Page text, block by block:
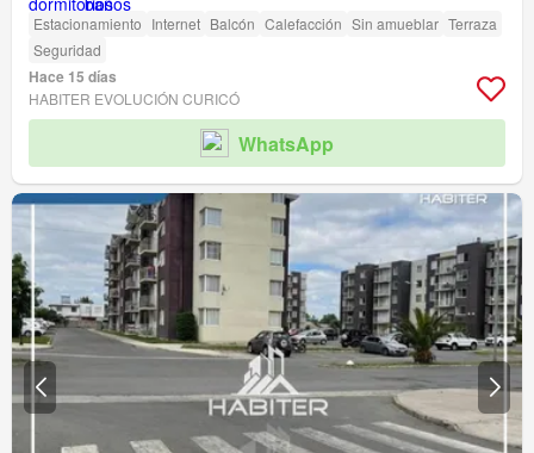
Estacionamiento Internet Balcón Calefacción Sin amueblar Terraza
Seguridad
Hace 15 días
HABITER EVOLUCIÓN CURICÓ
WhatsApp